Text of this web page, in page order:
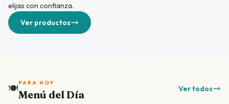
elijas con confianza.
Ver productos
🍽️PARA HOY
Menú del Día Ver todos